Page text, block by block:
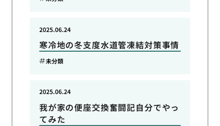
寒冷地の冬支度水道管凍結対策事情
2025.06.24
未分類
我が家の便座交換奮闘記自分でやっ
てみた
2025.06.24